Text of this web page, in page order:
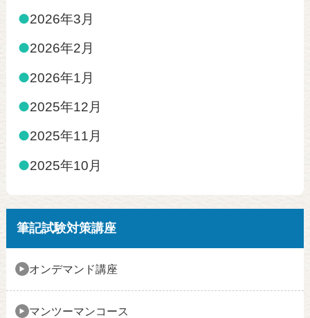
●2026年3月
●2026年2月
●2026年1月
●2025年12月
●2025年11月
●2025年10月
筆記試験対策講座
オンデマンド講座
マンツーマンコース